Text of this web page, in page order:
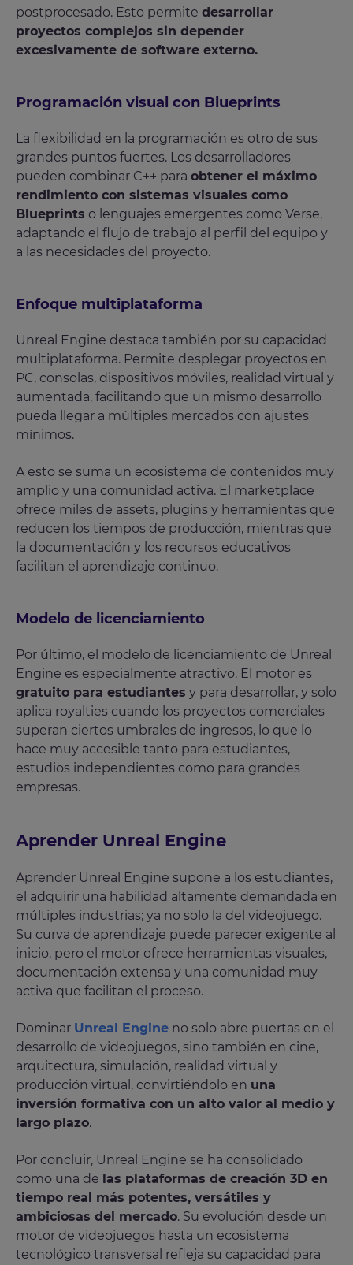
postprocesado. Esto permite desarrollar
proyectos complejos sin depender
excesivamente de software externo.
Programación visual con Blueprints
La flexibilidad en la programación es otro de sus
grandes puntos fuertes. Los desarrolladores
pueden combinar C++ para obtener el máximo
rendimiento con sistemas visuales como
Blueprints o lenguajes emergentes como Verse,
adaptando el flujo de trabajo al perfil del equipo y
a las necesidades del proyecto.
Enfoque multiplataforma
Unreal Engine destaca también por su capacidad
multiplataforma. Permite desplegar proyectos en
PC, consolas, dispositivos móviles, realidad virtual y
aumentada, facilitando que un mismo desarrollo
pueda llegar a múltiples mercados con ajustes
mínimos.
A esto se suma un ecosistema de contenidos muy
amplio y una comunidad activa. El marketplace
ofrece miles de assets, plugins y herramientas que
reducen los tiempos de producción, mientras que
la documentación y los recursos educativos
facilitan el aprendizaje continuo.
Modelo de licenciamiento
Por último, el modelo de licenciamiento de Unreal
Engine es especialmente atractivo. El motor es
gratuito para estudiantes y para desarrollar, y solo
aplica royalties cuando los proyectos comerciales
superan ciertos umbrales de ingresos, lo que lo
hace muy accesible tanto para estudiantes,
estudios independientes como para grandes
empresas.
Aprender Unreal Engine
Aprender Unreal Engine supone a los estudiantes,
el adquirir una habilidad altamente demandada en
múltiples industrias; ya no solo la del videojuego.
Su curva de aprendizaje puede parecer exigente al
inicio, pero el motor ofrece herramientas visuales,
documentación extensa y una comunidad muy
activa que facilitan el proceso.
Dominar Unreal Engine no solo abre puertas en el
desarrollo de videojuegos, sino también en cine,
arquitectura, simulación, realidad virtual y
producción virtual, convirtiéndolo en una
inversión formativa con un alto valor al medio y
largo plazo.
Por concluir, Unreal Engine se ha consolidado
como una de las plataformas de creación 3D en
tiempo real más potentes, versátiles y
ambiciosas del mercado. Su evolución desde un
motor de videojuegos hasta un ecosistema
tecnológico transversal refleja su capacidad para